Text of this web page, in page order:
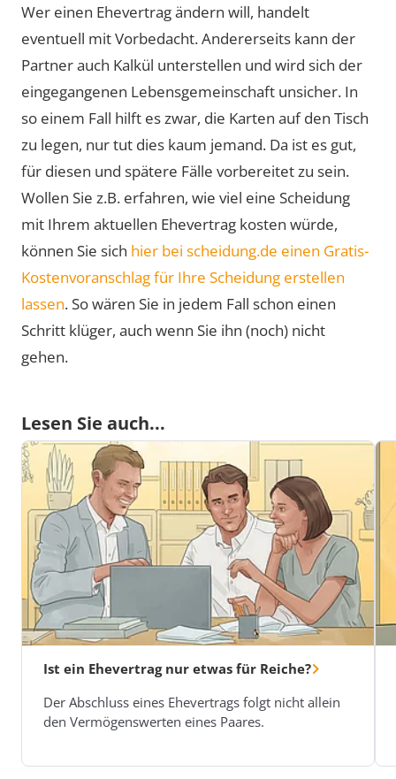
Wer einen Ehevertrag ändern will, handelt
eventuell mit Vorbedacht. Andererseits kann der
Partner auch Kalkül unterstellen und wird sich der
eingegangenen Lebensgemeinschaft unsicher. In
so einem Fall hilft es zwar, die Karten auf den Tisch
zu legen, nur tut dies kaum jemand. Da ist es gut,
für diesen und spätere Fälle vorbereitet zu sein.
Wollen Sie z.B. erfahren, wie viel eine Scheidung
mit Ihrem aktuellen Ehevertrag kosten würde,
können Sie sich hier bei scheidung.de einen Gratis-
Kostenvoranschlag für Ihre Scheidung erstellen
lassen. So wären Sie in jedem Fall schon einen
Schritt klüger, auch wenn Sie ihn (noch) nicht
gehen.
Lesen Sie auch...
Ist ein Ehevertrag nur etwas für Reiche?
Der Abschluss eines Ehevertrags folgt nicht allein
den Vermögenswerten eines Paares.